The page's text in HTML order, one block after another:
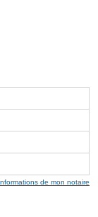
de mon notaire